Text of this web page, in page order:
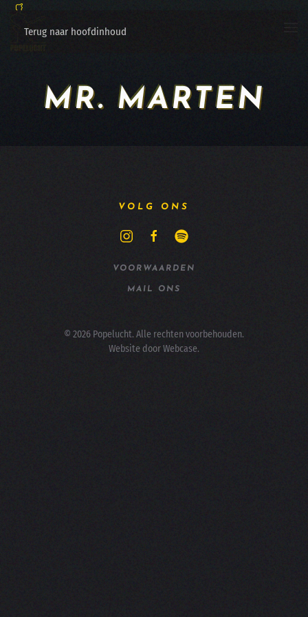
Terug naar hoofdinhoud
MR. MARTEN
VOLG ONS
VOORWAARDEN
MAIL ONS
© 2026 Popelucht. Alle rechten voorbehouden.
Website doorWebcase.